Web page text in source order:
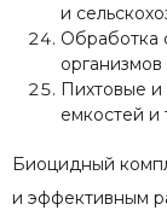
и
Обработка
Пихтовые
емкостей и
Биоцидный
и эффективным